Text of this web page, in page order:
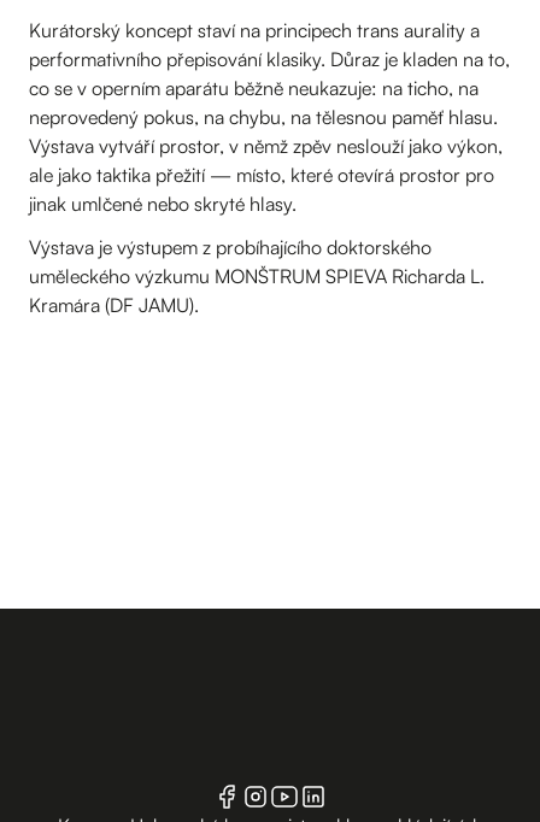
Kurátorský koncept staví na principech trans aurality a
performativního přepisování klasiky. Důraz je kladen na to,
co se v operním aparátu běžně neukazuje: na ticho, na
neprovedený pokus, na chybu, na tělesnou paměť hlasu.
Výstava vytváří prostor, v němž zpěv neslouží jako výkon,
ale jako taktika přežití — místo, které otevírá prostor pro
jinak umlčené nebo skryté hlasy.
Výstava je výstupem z probíhajícího doktorského
uměleckého výzkumu MONŠTRUM SPIEVA Richarda L.
Kramára (DF JAMU).